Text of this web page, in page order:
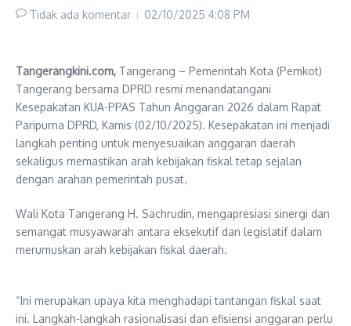
Tidak ada komentar 02/10/2025 4:08 PM
Tangerangkini.com, Tangerang – Pemerintah Kota (Pemkot)
Tangerang bersama DPRD resmi menandatangani
Kesepakatan KUA-PPAS Tahun Anggaran 2026 dalam Rapat
Paripurna DPRD, Kamis (02/10/2025). Kesepakatan ini menjadi
langkah penting untuk menyesuaikan anggaran daerah
sekaligus memastikan arah kebijakan fiskal tetap sejalan
dengan arahan pemerintah pusat.
Wali Kota Tangerang H. Sachrudin, mengapresiasi sinergi dan
semangat musyawarah antara eksekutif dan legislatif dalam
merumuskan arah kebijakan fiskal daerah.
“Ini merupakan upaya kita menghadapi tantangan fiskal saat
ini. Langkah-langkah rasionalisasi dan efisiensi anggaran perlu